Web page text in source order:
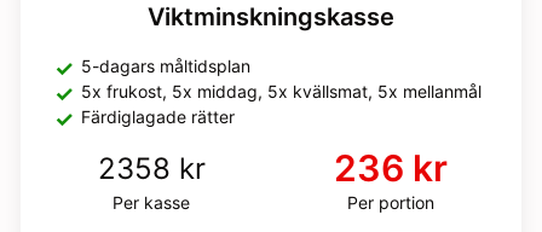
Viktminskningskasse
5-dagars måltidsplan
5x frukost, 5x middag, 5x kvällsmat, 5x mellanmål
Färdiglagade rätter
2358 kr
Per kasse
236 kr
Per portion